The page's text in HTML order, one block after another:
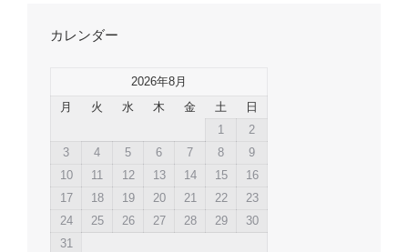
カレンダー
2026年8月
月
火 水 木 金 土
日
1
2
3
4 5 6 7 8
9
10
11 12 13 14 15
16
17
18 19 20 21 22
23
24
25 26 27 28 29
30
31